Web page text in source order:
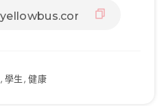
,學生,健康